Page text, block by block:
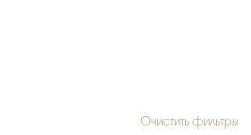
Очистить фильтры